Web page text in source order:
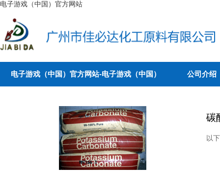
电子游戏（中国）官方网站
电子游戏（中国）官方网站-电子游戏（中国） 公司介绍
碳
以